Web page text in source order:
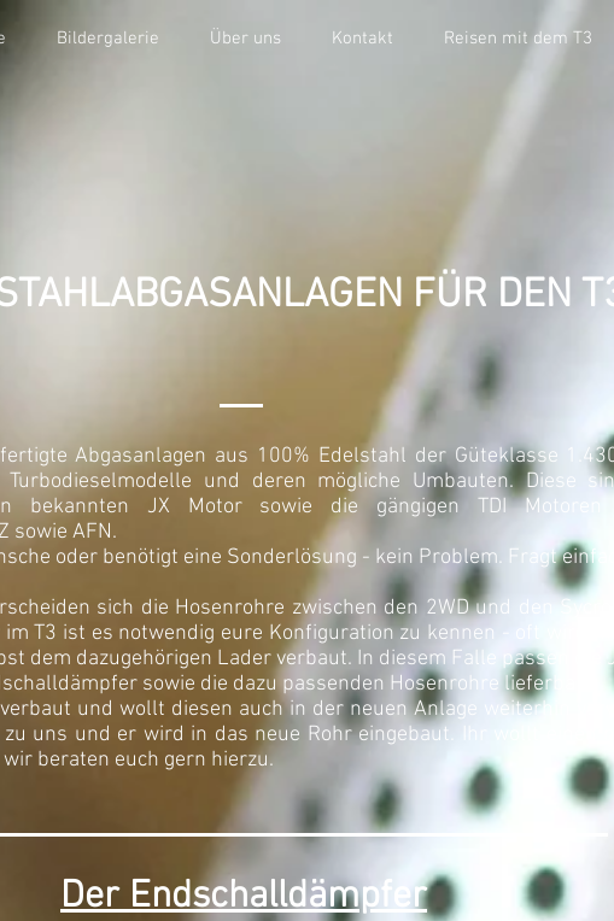
Bildergalerie Über uns Kontakt Reisen mit dem T3
FÜR DEN
Abgasanlagen aus 100% Edelstahl der Güteklasse
und deren mögliche Umbauten. Diese
bekannten JX Motor sowie die gängigen TDI Motoren
sowie AFN.
oder benötigt eine Sonderlösung - kein Problem. Fragt
sich die Hosenrohre zwischen den 2WD und den
T3 ist es notwendig eure Konfiguration zu kennen - oft wird
dem dazugehörigen Lader verbaut. In diesem Falle passen die
sowie die dazu passenden Hosenrohre lieferbar.
und wollt diesen auch in der neuen Anlage weiterhin
uns und er wird in das neue Rohr eingebaut. Ihr wollt einen
beraten euch gern hierzu.
Der Endschalldämpfer